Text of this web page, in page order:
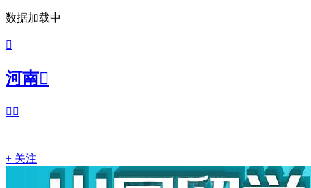
数据加载中

河南
 
+ 关注